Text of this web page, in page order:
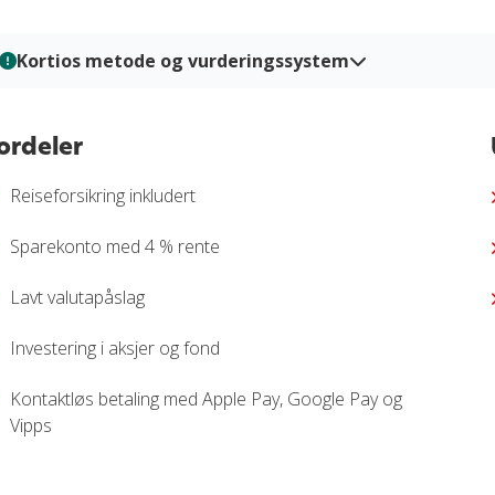
Kortios metode og vurderingssystem
basert på verifisert informasjon, praktiske tester og
Reiseforsikring inkludert
Sparekonto med 4 % rente
Lavt valutapåslag
Investering i aksjer og fond
Kontaktløs betaling med Apple Pay, Google Pay og
Vipps